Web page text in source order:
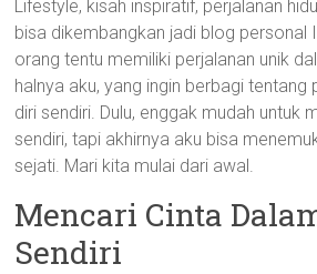
Lifestyle, kisah inspiratif, perjalanan
bisa dikembangkan jadi blog personal
orang tentu memiliki perjalanan unik
halnya aku, yang ingin berbagi tentang
diri sendiri. Dulu, enggak mudah untuk
sendiri, tapi akhirnya aku bisa
sejati. Mari kita mulai dari awal.
Mencari Cinta
Sendiri